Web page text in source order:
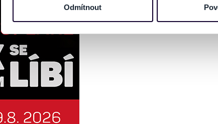
osobní údaje. Získané informace používáme např. k
můžete kdykoliv změnit v zápatí stránky v záložce
Odmítnout